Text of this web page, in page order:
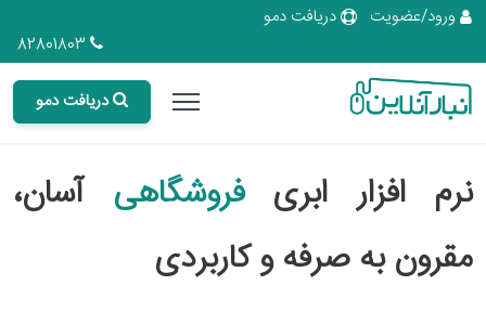
ورود/عضویت
دریافت دمو
دریافت دمو
نرم افزار ابریفروشگاهی آسان،
مقرون به صرفه و کاربردی